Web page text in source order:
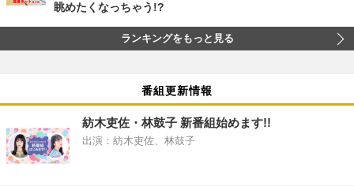
眺めたくなっちゃう!?
ランキングをもっと見る
番組更新情報
紡木吏佐・林鼓子 新番組始めます!!
出演：紡木吏佐、林鼓子